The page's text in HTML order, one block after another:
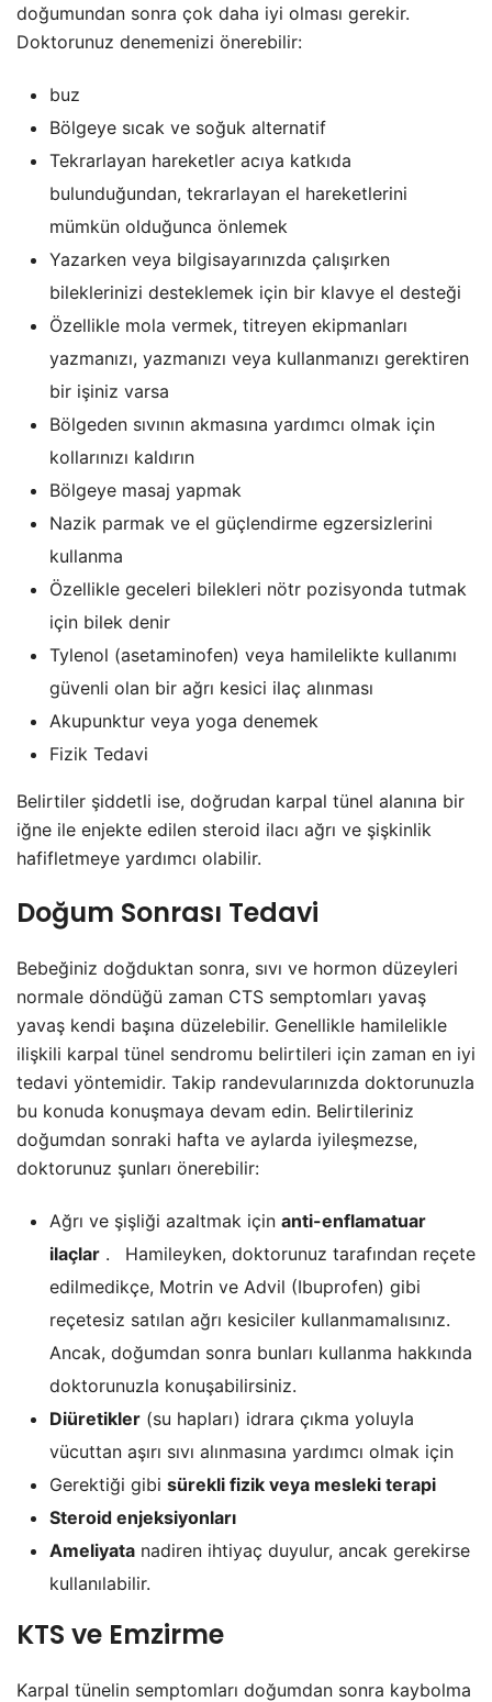
doğumundan sonra çok daha iyi olması gerekir.
Doktorunuz denemenizi önerebilir:
buz
Bölgeye sıcak ve soğuk alternatif
Tekrarlayan hareketler acıya katkıda
bulunduğundan, tekrarlayan el hareketlerini
mümkün olduğunca önlemek
Yazarken veya bilgisayarınızda çalışırken
bileklerinizi desteklemek için bir klavye el desteği
Özellikle mola vermek, titreyen ekipmanları
yazmanızı, yazmanızı veya kullanmanızı gerektiren
bir işiniz varsa
Bölgeden sıvının akmasına yardımcı olmak için
kollarınızı kaldırın
Bölgeye masaj yapmak
Nazik parmak ve el güçlendirme egzersizlerini
kullanma
Özellikle geceleri bilekleri nötr pozisyonda tutmak
için bilek denir
Tylenol (asetaminofen) veya hamilelikte kullanımı
güvenli olan bir ağrı kesici ilaç alınması
Akupunktur veya yoga denemek
Fizik Tedavi
Belirtiler şiddetli ise, doğrudan karpal tünel alanına bir
iğne ile enjekte edilen steroid ilacı ağrı ve şişkinlik
hafifletmeye yardımcı olabilir.
Doğum Sonrası Tedavi
Bebeğiniz doğduktan sonra, sıvı ve hormon düzeyleri
normale döndüğü zaman CTS semptomları yavaş
yavaş kendi başına düzelebilir. Genellikle hamilelikle
ilişkili karpal tünel sendromu belirtileri için zaman en iyi
tedavi yöntemidir. Takip randevularınızda doktorunuzla
bu konuda konuşmaya devam edin. Belirtileriniz
doğumdan sonraki hafta ve aylarda iyileşmezse,
doktorunuz şunları önerebilir:
Ağrı ve şişliği azaltmak için anti-enflamatuar
ilaçlar .
Hamileyken, doktorunuz tarafından reçete
edilmedikçe, Motrin ve Advil (Ibuprofen) gibi
reçetesiz satılan ağrı kesiciler kullanmamalısınız.
Ancak, doğumdan sonra bunları kullanma hakkında
doktorunuzla konuşabilirsiniz.
Diüretikler (su hapları) idrara çıkma yoluyla
vücuttan aşırı sıvı alınmasına yardımcı olmak için
Gerektiği gibi sürekli fizik veya mesleki terapi
Steroid enjeksiyonları
Ameliyata nadiren ihtiyaç duyulur, ancak gerekirse
kullanılabilir.
KTS ve Emzirme
Karpal tünelin semptomları doğumdan sonra kaybolma